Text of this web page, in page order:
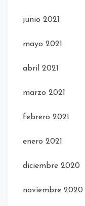
junio 2021
mayo 2021
abril 2021
marzo 2021
febrero 2021
enero 2021
diciembre 2020
noviembre 2020